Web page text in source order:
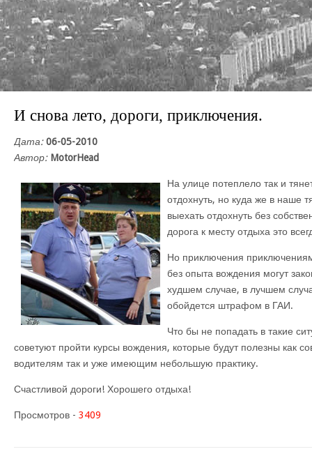
И снова лето, дороги, приключения.
Дата: 06-05-2010
Автор: MotorHead
На улице потеплело так и
отдохнуть, но куда же в наше
выехать отдохнуть без
дорога к месту отдыха это
Но приключения
без опыта вождения могут
худшем случае, в лучшем
обойдется штрафом в ГАИ.
Что бы не попадать в такие
советуют пройти курсы вождения, которые будут полезны как
водителям так и уже имеющим небольшую практику.
Счастливой дороги! Хорошего отдыха!
Просмотров - 3409